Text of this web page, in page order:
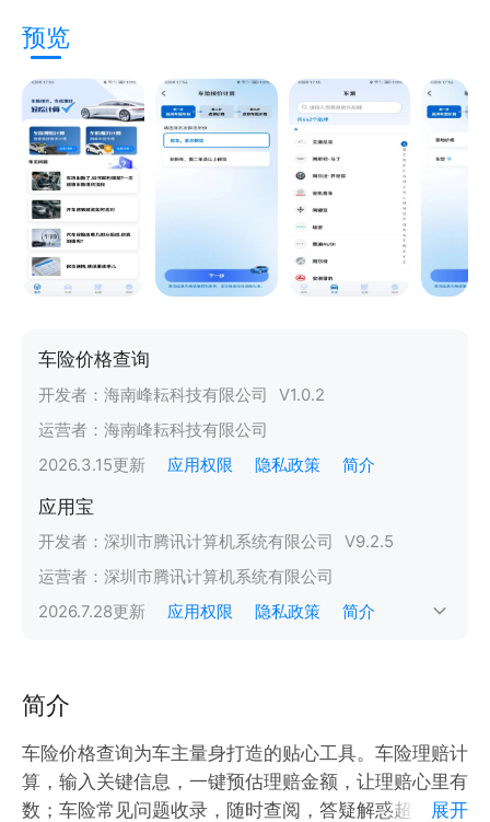
预览
车险价格查询
开发者： 海南峰耘科技有限公司 V1.0.2
运营者： 海南峰耘科技有限公司
2026.3.15更新 应用权限 隐私政策 简介
应用宝
开发者： 深圳市腾讯计算机系统有限公司 V9.2.5
运营者： 深圳市腾讯计算机系统有限公司
2026.7.28更新 应用权限 隐私政策 简介
简介
车险价格查询为车主量身打造的贴心工具。车险理赔计
算，输入关键信息，一键预估理赔金额，让理赔心里有
数；车险常见问题收录，随时查阅，答疑解惑超方便。
展开